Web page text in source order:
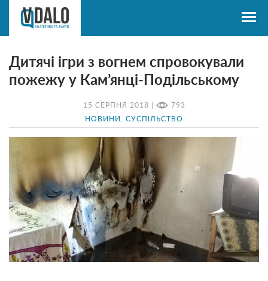
15 СЕРПНЯ 2018 | 793
НОВИНИ СУСПІЛЬСТВО
Дитячі ігри з вогнем спровокували
пожежу у Кам’янці-Подільському